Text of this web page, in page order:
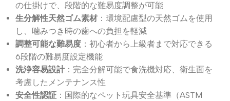
の仕掛けで、段階的な難易度調整が可能
生分解性天然ゴム素材 ：環境配慮型の天然ゴムを使用
し、噛みつき時の歯への負担を軽減
調整可能な難易度 ：初心者から上級者まで対応できる
6段階の難易度設定機能
洗浄容易設計 ：完全分解可能で食洗機対応、衛生面を
考慮したメンテナンス性
安全性認証 ：国際的なペット玩具安全基準（ASTM